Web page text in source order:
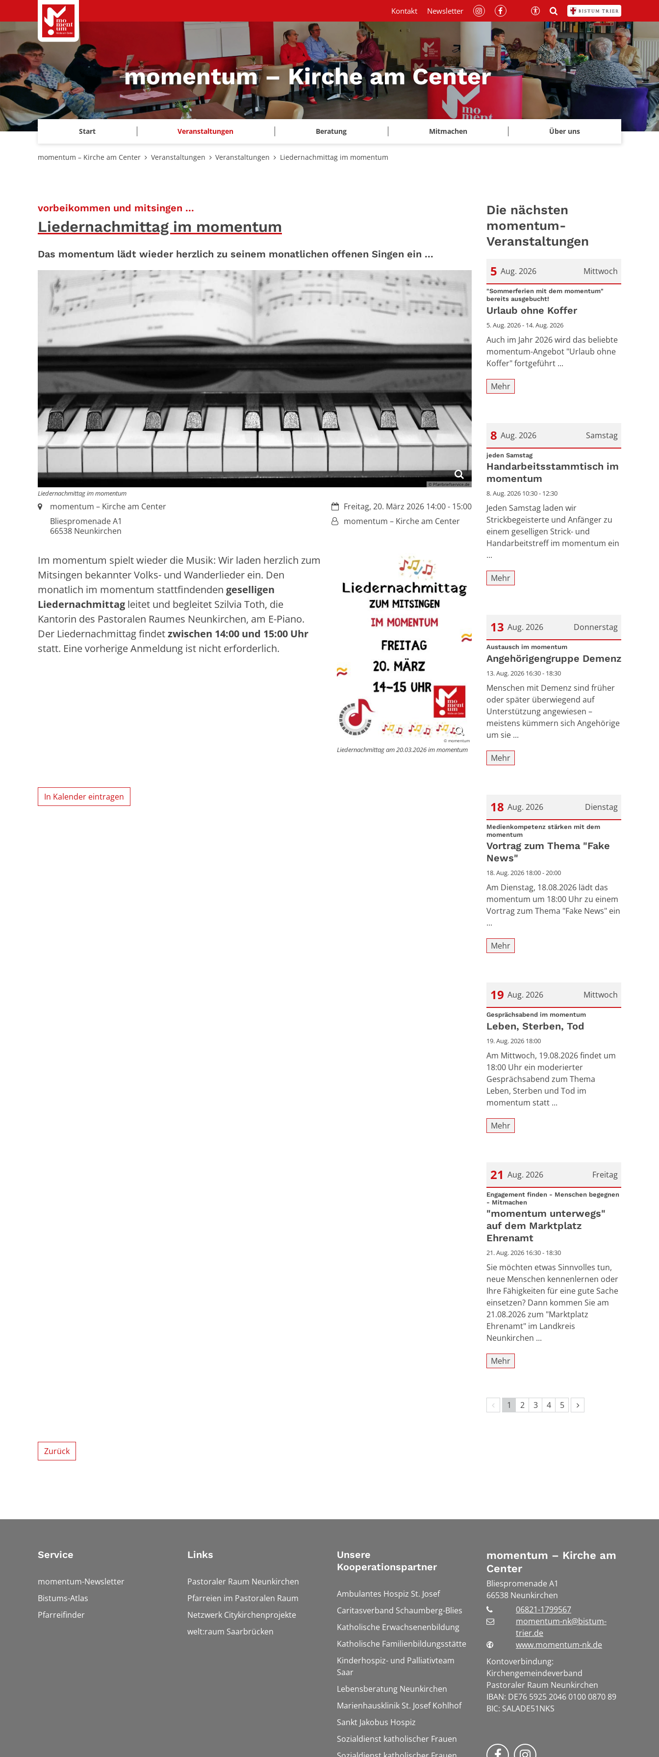
Zum Inhalt springen
momentum – Kirche am Center
Start Veranstaltungen Beratung Mitmachen Über uns
Kontakt Newsletter
momentum – Kirche am Center Veranstaltungen Veranstaltungen Liedernachmittag im momentum
vorbeikommen und mitsingen ...
Liedernachmittag im momentum
Das momentum lädt wieder herzlich zu seinem monatlichen offenen Singen ein ...
© Pfarrbriefservice.de
Liedernachmittag im momentum
Datum:Freitag, 20. März 2026 14:00 - 15:00
Von:momentum – Kirche am Center
Ort:momentum – Kirche am Center
Bliespromenade A1
66538 Neunkirchen
© momentum
Liedernachmittag am 20.03.2026 im momentum
Im momentum spielt wieder die Musik: Wir laden herzlich zum
Mitsingen bekannter Volks- und Wanderlieder ein. Den
monatlich im momentum stattfindenden geselligen
Liedernachmittag leitet und begleitet Szilvia Toth, die
Kantorin des Pastoralen Raumes Neunkirchen, am E-Piano.
Der Liedernachmittag findetzwischen 14:00 und 15:00 Uhr
statt. Eine vorherige Anmeldung ist nicht erforderlich.
In Kalender eintragen
Die nächsten
momentum-
Veranstaltungen
Mittwoch
5 Aug. 2026
Datum: 5. August 2026
"Sommerferien mit dem momentum"
bereits ausgebucht!
Urlaub ohne Koffer
5. Aug. 2026 - 14. Aug. 2026
Auch im Jahr 2026 wird das beliebte
momentum-Angebot "Urlaub ohne
Koffer" fortgeführt ...
Mehr
Samstag
8 Aug. 2026
Datum: 8. August 2026
jeden Samstag:
Handarbeitsstammtisch im
momentum
8. Aug. 2026 10:30 - 12:30
Jeden Samstag laden wir
Strickbegeisterte und Anfänger zu
einem geselligen Strick- und
Handarbeitstreff im momentum ein
...
Mehr
Donnerstag
13 Aug. 2026
Datum: 13. August 2026
Austausch im momentum:
Angehörigengruppe Demenz
13. Aug. 2026 16:30 - 18:30
Menschen mit Demenz sind früher
oder später überwiegend auf
Unterstützung angewiesen –
meistens kümmern sich Angehörige
um sie ...
Mehr
Dienstag
18 Aug. 2026
Datum: 18. August 2026
Medienkompetenz stärken mit dem
momentum:
Vortrag zum Thema "Fake
News"
18. Aug. 2026 18:00 - 20:00
Am Dienstag, 18.08.2026 lädt das
momentum um 18:00 Uhr zu einem
Vortrag zum Thema "Fake News" ein
...
Mehr
Mittwoch
19 Aug. 2026
Datum: 19. August 2026
Gesprächsabend im momentum:
Leben, Sterben, Tod
19. Aug. 2026 18:00
Am Mittwoch, 19.08.2026 findet um
18:00 Uhr ein moderierter
Gesprächsabend zum Thema
Leben, Sterben und Tod im
momentum statt ...
Mehr
Freitag
21 Aug. 2026
Datum: 21. August 2026
Engagement finden - Menschen begegnen
- Mitmachen:
"momentum unterwegs"
auf dem Marktplatz
Ehrenamt
21. Aug. 2026 16:30 - 18:30
Sie möchten etwas Sinnvolles tun,
neue Menschen kennenlernen oder
Ihre Fähigkeiten für eine gute Sache
einsetzen? Dann kommen Sie am
21.08.2026 zum "Marktplatz
Ehrenamt" im Landkreis
Neunkirchen ...
Mehr
Vorherige Seite
1 2 3 4 5 Nächste Seite
Zurück
Service
momentum-Newsletter
Bistums-Atlas
Pfarreifinder
Links
Pastoraler Raum Neunkirchen
Pfarreien im Pastoralen Raum
Netzwerk Citykirchenprojekte
welt:raum Saarbrücken
Unsere
Kooperationspartner
Ambulantes Hospiz St. Josef
Caritasverband Schaumberg-Blies
Katholische Erwachsenenbildung
Katholische Familienbildungsstätte
Kinderhospiz- und Palliativteam
Saar
Lebensberatung Neunkirchen
Marienhausklinik St. Josef Kohlhof
Sankt Jakobus Hospiz
Sozialdienst katholischer Frauen
momentum – Kirche am
Center
Bliespromenade A1
66538 Neunkirchen
06821-1799567
momentum-nk@bistum-
trier.de
www.momentum-nk.de
Kontoverbindung:
Kirchengemeindeverband
Pastoraler Raum Neunkirchen
IBAN: DE76 5925 2046 0100 0870 89
BIC: SALADE51NKS
momentum – Kirche am Center
Bmomentum – Kirche am